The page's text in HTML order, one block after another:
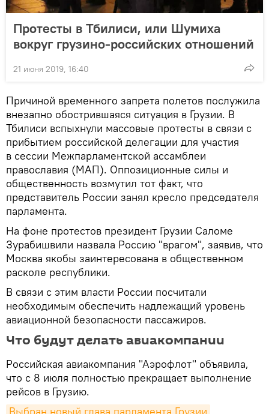
Протесты в Тбилиси, или Шумиха
вокруг грузино-российских отношений
21 июня 2019, 16:40
Причиной временного запрета полетов послужила
внезапно обострившаяся ситуация в Грузии. В
Тбилиси вспыхнули массовые протесты в связи с
прибытием российской делегации для участия
в сессии Межпарламентской ассамблеи
православия (МАП). Оппозиционные силы и
общественность возмутил тот факт, что
представитель России занял кресло председателя
парламента.
На фоне протестов президент Грузии Саломе
Зурабишвили назвала Россию "врагом", заявив, что
Москва якобы заинтересована в общественном
расколе республики.
В связи с этим власти России посчитали
необходимым обеспечить надлежащий уровень
авиационной безопасности пассажиров.
Что будут делать авиакомпании
Российская авиакомпания "Аэрофлот" объявила,
что с 8 июля полностью прекращает выполнение
рейсов в Грузию.
Выбран новый глава парламента Грузии